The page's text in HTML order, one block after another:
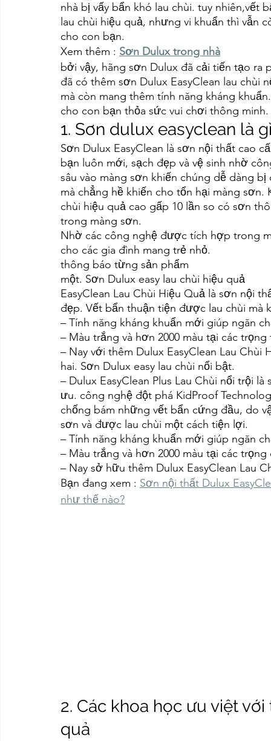
nhà bị vấy bẩn khó lau chùi. tuy
lau chùi hiệu quả, nhưng vi khuẩn thì vẫn
cho con bạn.
Xem thêm : Sơn Dulux trong nhà
bởi vậy, hãng sơn Dulux đã cải tiến tạo ra
đã có thêm sơn Dulux EasyClean lau
mà còn mang thêm tính năng kháng
cho con bạn thỏa sức vui chơi thông minh.
1. Sơn dulux easyclean là
Sơn Dulux EasyClean là sơn nội thất cao
bạn luôn mới, sạch đẹp và vệ sinh nhờ
sâu vào màng sơn khiến chúng dễ dàng
mà chẳng hề khiến cho tổn hại màng
chùi hiệu quả cao gấp 10 lần so có sơn
trong màng sơn.
Nhờ các công nghệ được tích hợp trong
cho các gia đình mang trẻ nhỏ.
thông báo từng sản phẩm
một. Sơn Dulux easy lau chùi hiệu quả
EasyClean Lau Chùi Hiệu Quả là sơn nội
đẹp. Vết bẩn thuận tiện được lau chùi mà
– Tính năng kháng khuẩn mới giúp ngăn
– Màu trắng và hơn 2000 màu tại các
– Nay với thêm Dulux EasyClean Lau Chùi
hai. Sơn Dulux easy lau chùi nổi bật.
– Dulux EasyClean Plus Lau Chùi nổi trội
ưu. công nghệ đột phá KidProof
chống bám những vết bẩn cứng đầu, do
sơn và được lau chùi một cách tiện lợi.
– Tính năng kháng khuẩn mới giúp ngăn
– Màu trắng và hơn 2000 màu tại các
– Nay sở hữu thêm Dulux EasyClean Lau
Bạn đang xem : Sơn nội thất Dulux
như thế nào?
2. Các khoa học ưu việt
quả